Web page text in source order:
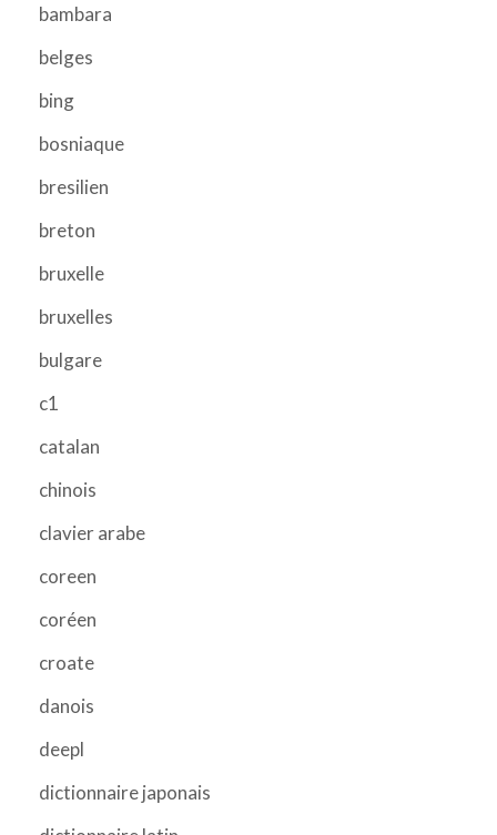
bambara
belges
bing
bosniaque
bresilien
breton
bruxelle
bruxelles
bulgare
c1
catalan
chinois
clavier arabe
coreen
coréen
croate
danois
deepl
dictionnaire japonais